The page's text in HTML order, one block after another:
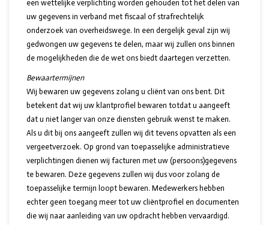
een wettelijke verplichting worden gehouden tot het delen van
uw gegevens in verband met fiscaal of strafrechtelijk
onderzoek van overheidswege. In een dergelijk geval zijn wij
gedwongen uw gegevens te delen, maar wij zullen ons binnen
de mogelijkheden die de wet ons biedt daartegen verzetten.
Bewaartermijnen
Wij bewaren uw gegevens zolang u cliënt van ons bent. Dit
betekent dat wij uw klantprofiel bewaren totdat u aangeeft
dat u niet langer van onze diensten gebruik wenst te maken.
Als u dit bij ons aangeeft zullen wij dit tevens opvatten als een
vergeetverzoek. Op grond van toepasselijke administratieve
verplichtingen dienen wij facturen met uw (persoons)gegevens
te bewaren. Deze gegevens zullen wij dus voor zolang de
toepasselijke termijn loopt bewaren. Medewerkers hebben
echter geen toegang meer tot uw cliëntprofiel en documenten
die wij naar aanleiding van uw opdracht hebben vervaardigd.